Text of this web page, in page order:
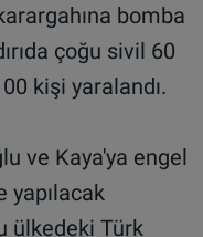
bomba
çoğu sivil 60
kişi yaralandı.
ve Kaya'ya engel
yapılacak
ülkedeki Türk